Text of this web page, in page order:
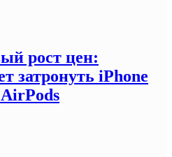
рост цен:
затронуть iPhone